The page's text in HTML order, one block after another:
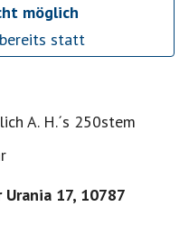
möglich
statt
A. H.´s 250stem
Urania 17, 10787